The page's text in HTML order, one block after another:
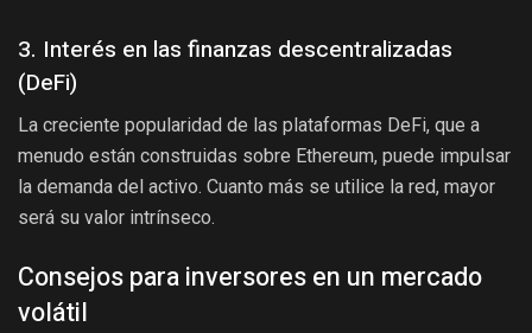
3. Interés en las finanzas descentralizadas
(DeFi)
La creciente popularidad de las plataformas DeFi, que a
menudo están construidas sobre Ethereum, puede impulsar
la demanda del activo. Cuanto más se utilice la red, mayor
será su valor intrínseco.
Consejos para inversores en un mercado
volátil